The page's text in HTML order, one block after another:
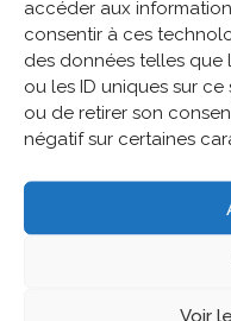
accéder aux
consentir à ces
des données telles
ou les ID uniques sur
ou de retirer son
négatif sur certaines
Voir